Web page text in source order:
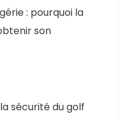
: pourquoi la
son
sécurité du golf